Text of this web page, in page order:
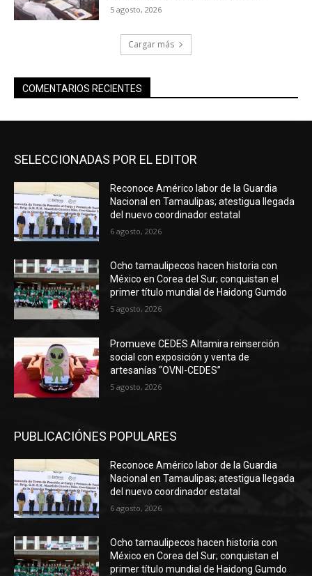
5 agosto, 2026
Cargar más
COMENTARIOS RECIENTES
SELECCIONADAS POR EL EDITOR
Reconoce Américo labor de la Guardia
Nacional en Tamaulipas; atestigua llegada
del nuevo coordinador estatal
6 agosto, 2026
Ocho tamaulipecos hacen historia con
México en Corea del Sur; conquistan el
primer título mundial de Haidong Gumdo
5 agosto, 2026
Promueve CEDES Altamira reinserción
social con exposición y venta de
artesanías “OVNI-CEDES”
5 agosto, 2026
PUBLICACIÓNES POPULARES
Reconoce Américo labor de la Guardia
Nacional en Tamaulipas; atestigua llegada
del nuevo coordinador estatal
6 agosto, 2026
Ocho tamaulipecos hacen historia con
México en Corea del Sur; conquistan el
primer título mundial de Haidong Gumdo